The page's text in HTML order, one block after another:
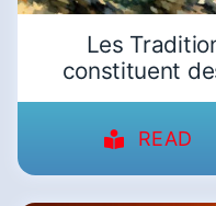
Les
constituent
READ